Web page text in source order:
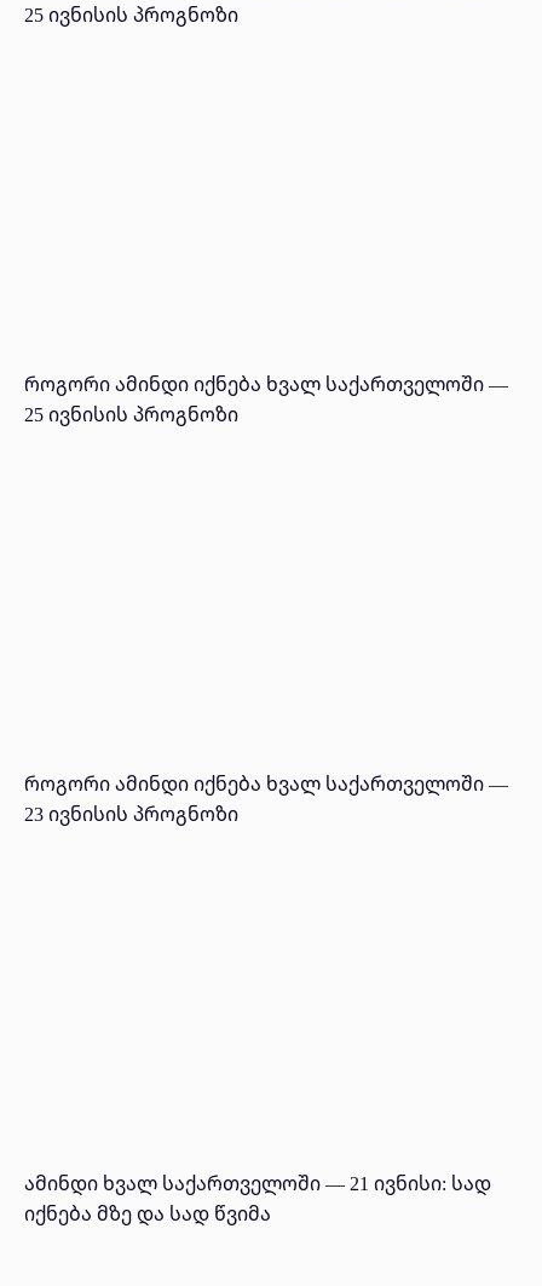
25 ივნისის პროგნოზი
როგორი ამინდი იქნება ხვალ საქართველოში —
25 ივნისის პროგნოზი
როგორი ამინდი იქნება ხვალ საქართველოში —
23 ივნისის პროგნოზი
ამინდი ხვალ საქართველოში — 21 ივნისი: სად
იქნება მზე და სად წვიმა